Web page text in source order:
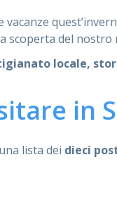
vacanze
scoperta del
locale,
in
lista dei dieci